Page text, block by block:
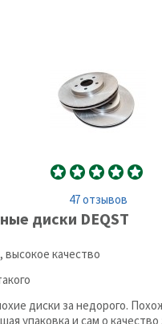
47 отзывов
диски DEQST
высокое качество
диски за недорого.
упаковка и сам о качество